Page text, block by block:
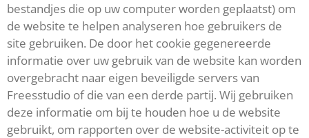
bestandjes die op uw computer worden geplaatst) om
de website te helpen analyseren hoe gebruikers de
site gebruiken. De door het cookie gegenereerde
informatie over uw gebruik van de website kan worden
overgebracht naar eigen beveiligde servers van
Freesstudio of die van een derde partij. Wij gebruiken
deze informatie om bij te houden hoe u de website
gebruikt, om rapporten over de website-activiteit op te